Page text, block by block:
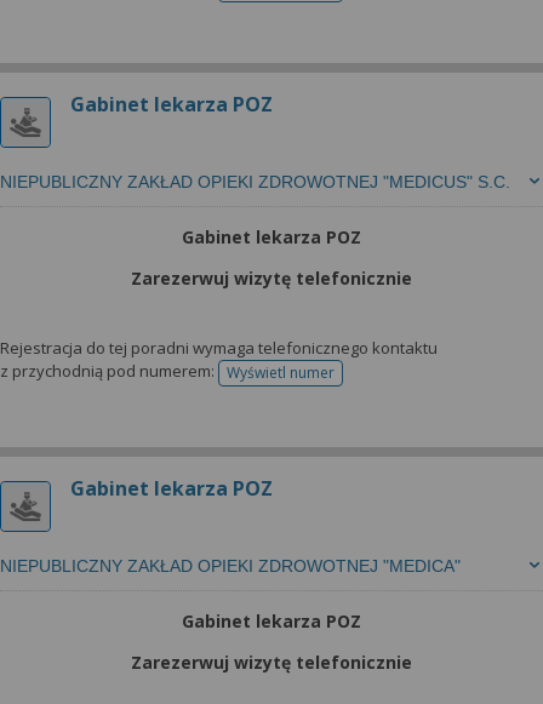
Gabinet lekarza POZ
NIEPUBLICZNY ZAKŁAD OPIEKI ZDROWOTNEJ "MEDICUS" S.C.
Gabinet lekarza POZ
Zarezerwuj wizytę telefonicznie
Rejestracja do tej poradni wymaga telefonicznego kontaktu
z przychodnią pod numerem:
Wyświetl numertelefonu do rejestracji
Gabinet lekarza POZ
NIEPUBLICZNY ZAKŁAD OPIEKI ZDROWOTNEJ "MEDICA"
Gabinet lekarza POZ
Zarezerwuj wizytę telefonicznie